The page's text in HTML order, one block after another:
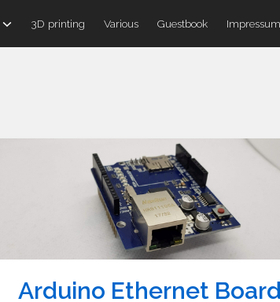
3D printing Various Guestbook Impressum
Arduino Ethernet